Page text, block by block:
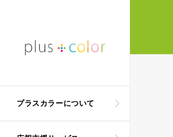
プラスカラーについて